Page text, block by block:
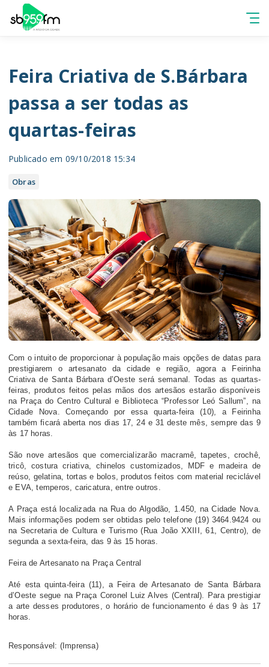
Feira Criativa de S.Bárbara
passa a ser todas as
quartas-feiras
Publicado em 09/10/2018 15:34
Obras
Com o intuito de proporcionar à população mais opções de datas para
prestigiarem o artesanato da cidade e região, agora a Feirinha
Criativa de Santa Bárbara d’Oeste será semanal. Todas as quartas-
feiras, produtos feitos pelas mãos dos artesãos estarão disponíveis
na Praça do Centro Cultural e Biblioteca “Professor Leó Sallum”, na
Cidade Nova. Começando por essa quarta-feira (10), a Feirinha
também ficará aberta nos dias 17, 24 e 31 deste mês, sempre das 9
às 17 horas.
São nove artesãos que comercializarão macramê, tapetes, crochê,
tricô, costura criativa, chinelos customizados, MDF e madeira de
reúso, gelatina, tortas e bolos, produtos feitos com material reciclável
e EVA, temperos, caricatura, entre outros.
A Praça está localizada na Rua do Algodão, 1.450, na Cidade Nova.
Mais informações podem ser obtidas pelo telefone (19) 3464.9424 ou
na Secretaria de Cultura e Turismo (Rua João XXIII, 61, Centro), de
segunda a sexta-feira, das 9 às 15 horas.
Feira de Artesanato na Praça Central
Até esta quinta-feira (11), a Feira de Artesanato de Santa Bárbara
d’Oeste segue na Praça Coronel Luiz Alves (Central). Para prestigiar
a arte desses produtores, o horário de funcionamento é das 9 às 17
horas.
Responsável: (Imprensa)